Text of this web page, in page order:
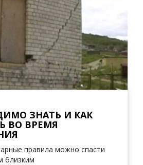
ЗНАТЬ И КАК
ВО ВРЕМЯ
правила можно спасти
близким